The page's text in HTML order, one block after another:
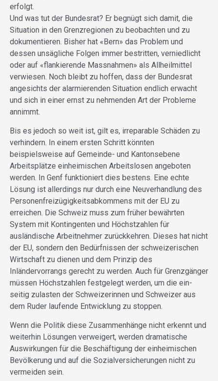
erfolgt.
Und was tut der Bundesrat? Er begnügt sich damit, die
Situation in den Grenzregionen zu beobachten und zu
dokumentieren. Bisher hat «Bern» das Problem und
dessen unsägliche Folgen immer bestritten, verniedlicht
oder auf «flankierende Massnahmen» als Allheilmittel
verwiesen. Noch bleibt zu hoffen, dass der Bundesrat
angesichts der alarmierenden Situation endlich erwacht
und sich in einer ernst zu nehmenden Art der Probleme
annimmt.
Bis es jedoch so weit ist, gilt es, irreparable Schäden zu
verhindern. In einem ersten Schritt könnten
beispielsweise auf Gemeinde- und Kan­­tons­ebene
Arbeitsplätze einheimischen Arbeitslosen angeboten
werden. In Genf funktioniert dies bestens. Eine echte
Lösung ist allerdings nur durch eine Neuverhandlung des
Personenfreizügigkeitsabkommens mit der EU zu
erreichen. Die Schweiz muss zum früher bewährten
System mit Kontingenten und Höchstzahlen für
ausländische Arbeitnehmer zurückkehren. Dieses hat nicht
der EU, sondern den Bedürfnissen der schweizerischen
Wirtschaft zu dienen und dem Prinzip des
Inländervorrangs gerecht zu werden. Auch für Grenzgänger
müssen Höchst­zah­len festgelegt werden, um die ein­
seitig zulasten der Schweizerinnen und Schweizer aus
dem Ruder laufende Entwicklung zu stoppen.
Wenn die Politik diese Zusammenhänge nicht erkennt und
weiterhin Lösungen verweigert, werden dramatische
Auswirkungen für die Be­schäf­tigung der einheimischen
Bevölkerung und auf die Sozialversicherungen nicht zu
vermeiden sein.